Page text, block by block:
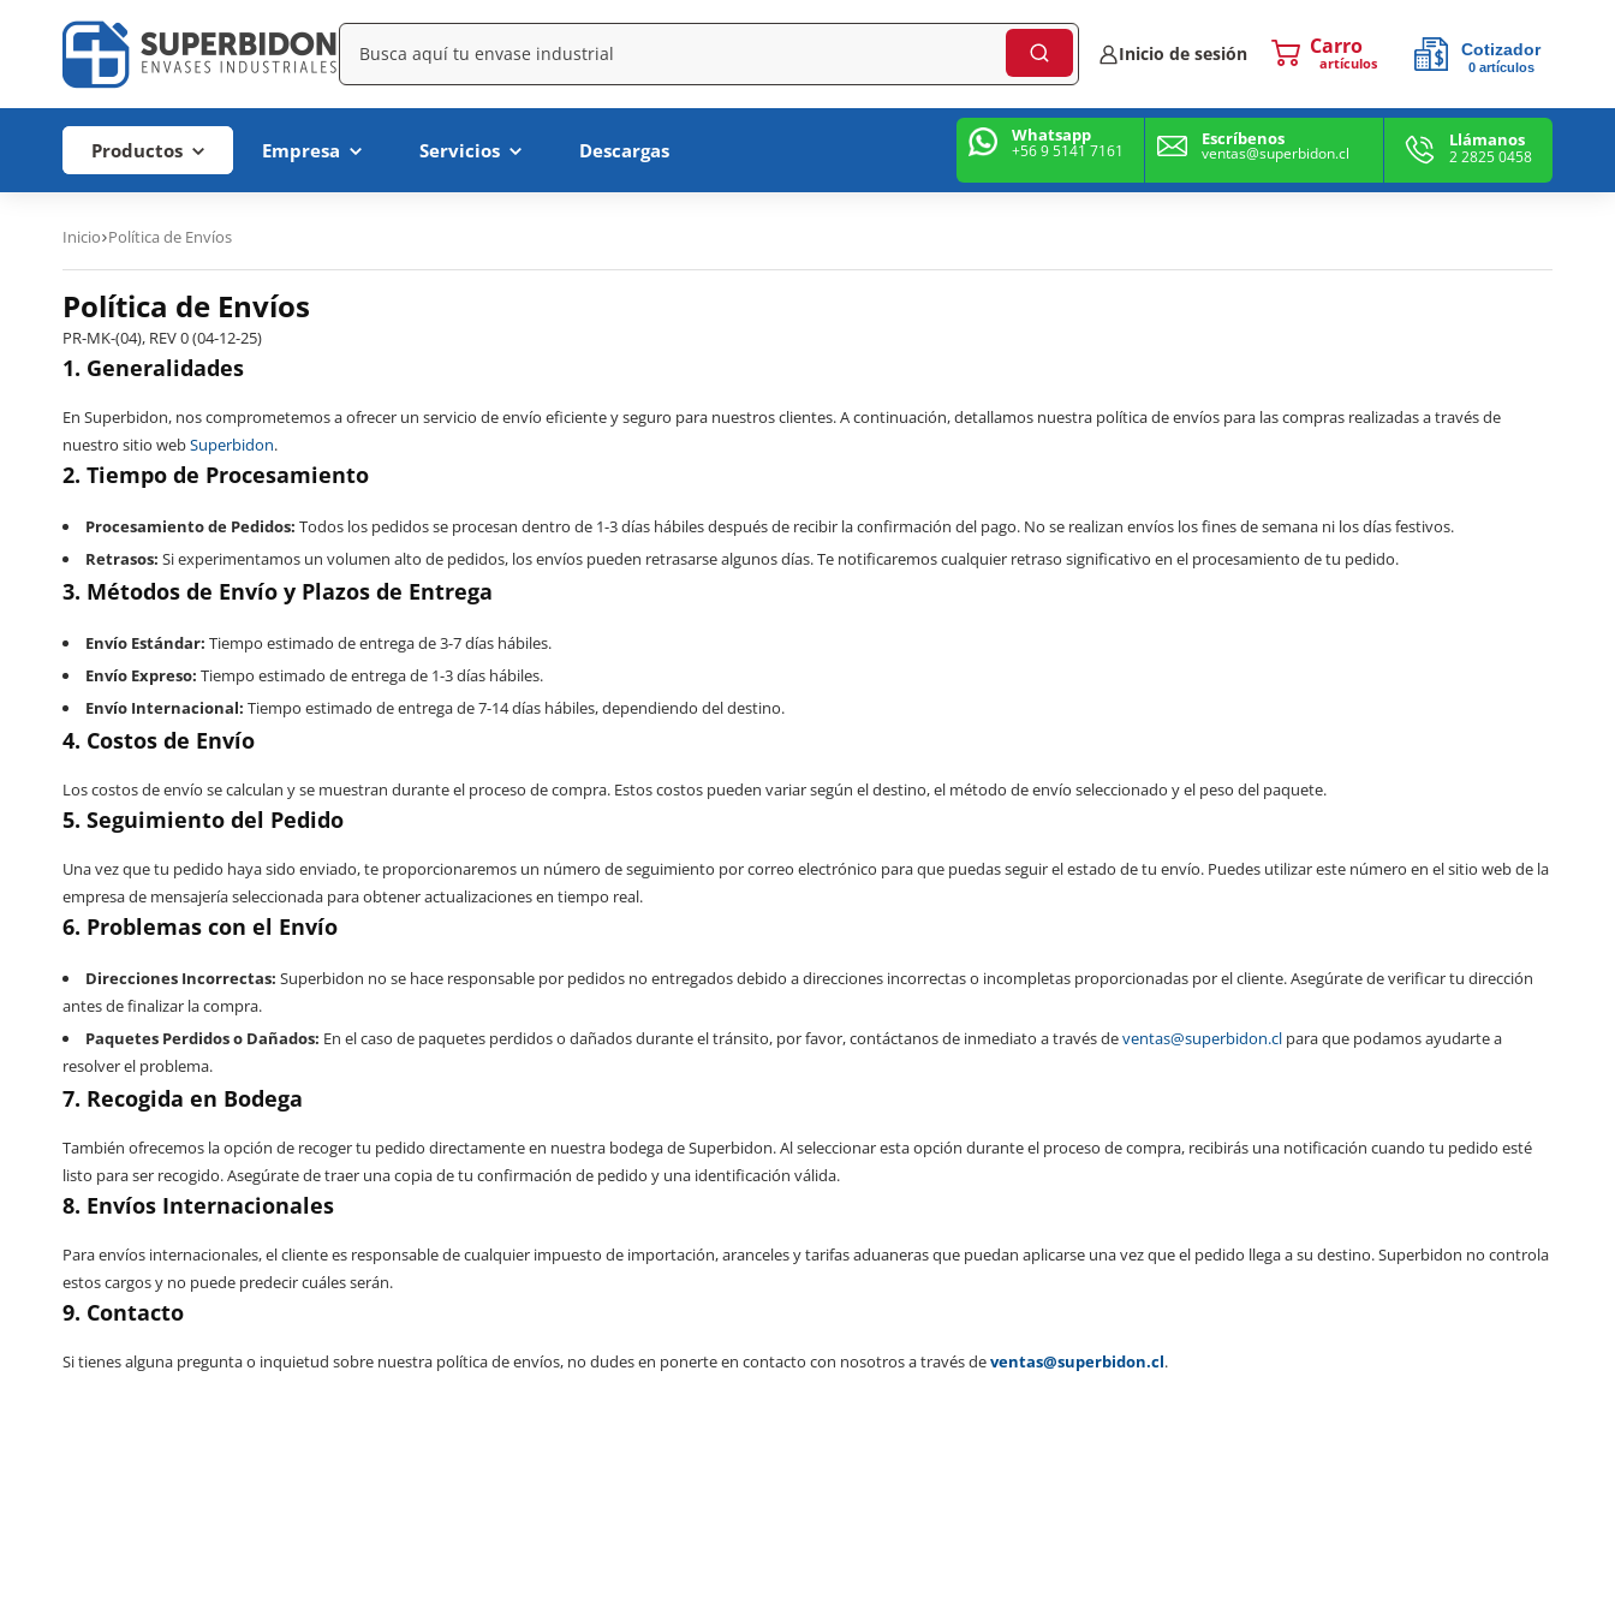
Inicio de sesión artículos
Cotizador
0artículos
Productos Empresa Servicios Descargas
Whatsapp
+56 9 5141 7161
Escríbenos
ventas@superbidon.cl
Llámanos
2 2825 0458
Inicio Política de Envíos
Política de Envíos
PR-MK-(04), REV 0 (04-12-25)
1. Generalidades
En Superbidon, nos comprometemos a ofrecer un servicio de envío eficiente y seguro para nuestros clientes. A continuación, detallamos nuestra política de envíos para las compras realizadas a través de
nuestro sitio webSuperbidon.
2. Tiempo de Procesamiento
Procesamiento de Pedidos: Todos los pedidos se procesan dentro de 1-3 días hábiles después de recibir la confirmación del pago. No se realizan envíos los fines de semana ni los días festivos.
Retrasos: Si experimentamos un volumen alto de pedidos, los envíos pueden retrasarse algunos días. Te notificaremos cualquier retraso significativo en el procesamiento de tu pedido.
3. Métodos de Envío y Plazos de Entrega
Envío Estándar: Tiempo estimado de entrega de 3-7 días hábiles.
Envío Expreso: Tiempo estimado de entrega de 1-3 días hábiles.
Envío Internacional: Tiempo estimado de entrega de 7-14 días hábiles, dependiendo del destino.
4. Costos de Envío
Los costos de envío se calculan y se muestran durante el proceso de compra. Estos costos pueden variar según el destino, el método de envío seleccionado y el peso del paquete.
5. Seguimiento del Pedido
Una vez que tu pedido haya sido enviado, te proporcionaremos un número de seguimiento por correo electrónico para que puedas seguir el estado de tu envío. Puedes utilizar este número en el sitio web de la
empresa de mensajería seleccionada para obtener actualizaciones en tiempo real.
6. Problemas con el Envío
Direcciones Incorrectas: Superbidon no se hace responsable por pedidos no entregados debido a direcciones incorrectas o incompletas proporcionadas por el cliente. Asegúrate de verificar tu dirección
antes de finalizar la compra.
Paquetes Perdidos o Dañados: En el caso de paquetes perdidos o dañados durante el tránsito, por favor, contáctanos de inmediato a través deventas@superbidon.cl para que podamos ayudarte a
resolver el problema.
7. Recogida en Bodega
También ofrecemos la opción de recoger tu pedido directamente en nuestra bodega de Superbidon. Al seleccionar esta opción durante el proceso de compra, recibirás una notificación cuando tu pedido esté
listo para ser recogido. Asegúrate de traer una copia de tu confirmación de pedido y una identificación válida.
8. Envíos Internacionales
Para envíos internacionales, el cliente es responsable de cualquier impuesto de importación, aranceles y tarifas aduaneras que puedan aplicarse una vez que el pedido llega a su destino. Superbidon no controla
estos cargos y no puede predecir cuáles serán.
9. Contacto
Si tienes alguna pregunta o inquietud sobre nuestra política de envíos, no dudes en ponerte en contacto con nosotros a través deventas@superbidon.cl.